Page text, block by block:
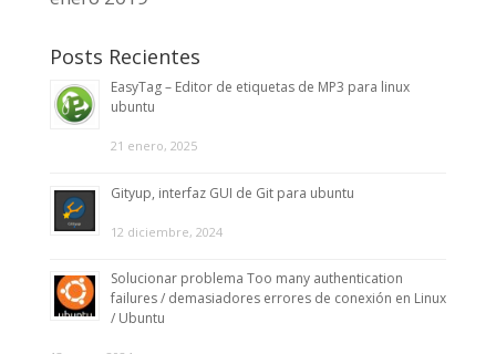
Posts Recientes
EasyTag – Editor de etiquetas de MP3 para linux
ubuntu
21 enero, 2025
Gityup, interfaz GUI de Git para ubuntu
12 diciembre, 2024
Solucionar problema Too many authentication
failures / demasiadores errores de conexión en Linux
/ Ubuntu